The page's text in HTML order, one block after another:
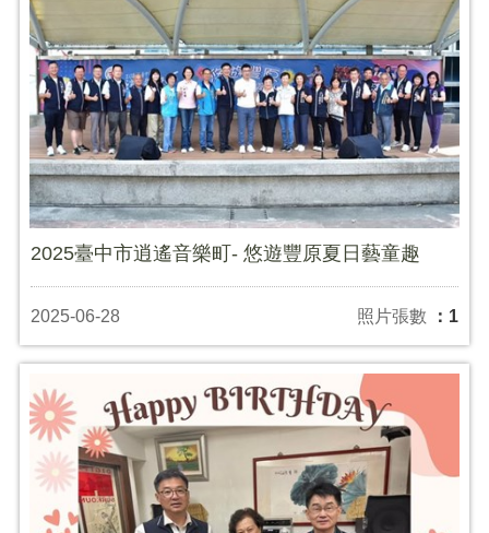
2025臺中市逍遙音樂町- 悠遊豐原夏日藝童趣
2025-06-28 照片張數 ：1